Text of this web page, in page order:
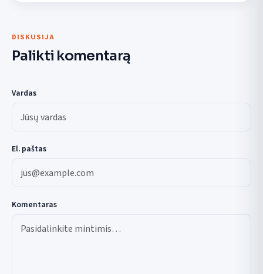
DISKUSIJA
Palikti komentarą
Vardas
El. paštas
Komentaras